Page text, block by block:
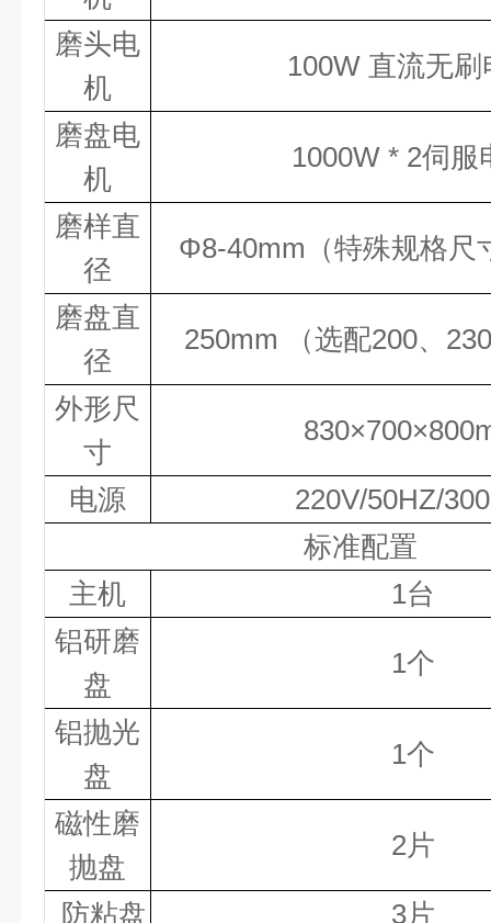
磨头电
机
100W 直流无刷
磨盘电
机
1000W *2伺服
磨样直
径
Φ8-40mm（特殊规格尺
磨盘直
径
250mm （选配200、
外形尺
寸
830×700×80
电源 220V/50HZ/
标准配置
主机
1台
铝研磨
盘
1个
铝抛光
盘
1个
磁性磨
抛盘
2片
防粘盘
3片